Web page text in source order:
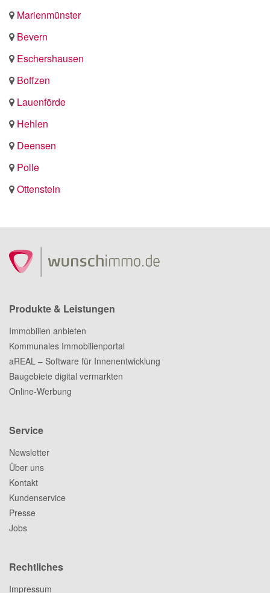
Marienmünster
Bevern
Eschershausen
Boffzen
Lauenförde
Hehlen
Deensen
Polle
Ottenstein
Produkte & Leistungen
Immobilien anbieten
Kommunales Immobilienportal
aREAL – Software für Innenentwicklung
Baugebiete digital vermarkten
Online-Werbung
Service
Newsletter
Über uns
Kontakt
Kundenservice
Presse
Jobs
Rechtliches
Impressum